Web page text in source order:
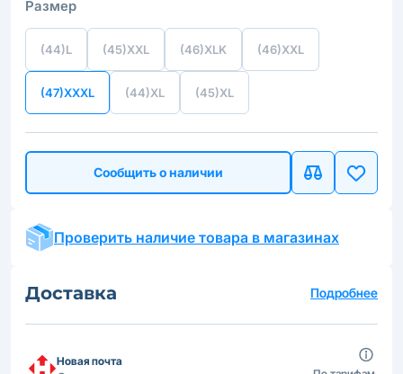
Размер
(44)L (45)XXL (46)XLK (46)XXL
(47)XXXL (44)XL (45)XL
Сообщить о наличии
Проверить наличие товара в магазинах
Доставка Подробнее
Новая почта